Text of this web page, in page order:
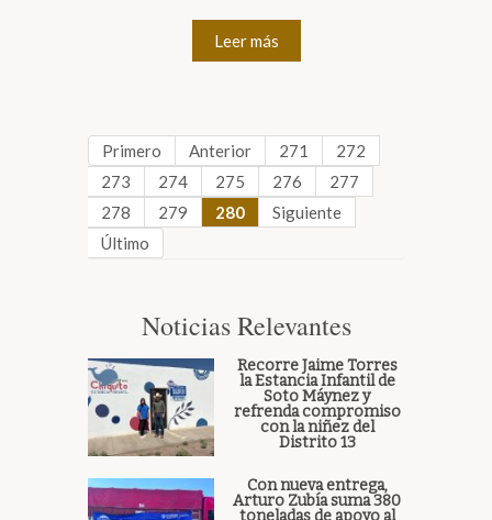
Leer más
Primero Anterior 271
272
273
274 275 276
277
278
279 280
Siguiente
Último
Noticias Relevantes
Recorre Jaime Torres
la Estancia Infantil de
Soto Máynez y
refrenda compromiso
con la niñez del
Distrito 13
Con nueva entrega,
Arturo Zubía suma 380
toneladas de apoyo al